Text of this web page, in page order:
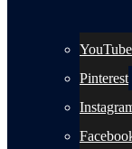
YouTube
Pinterest